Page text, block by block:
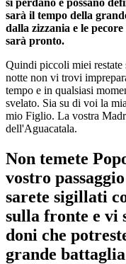
sarà il tempo della
dalla zizzania e le
sarà pronto.
Quindi piccoli miei restate
notte non vi trovi
tempo e in qualsiasi
svelato. Sia su di voi la
mio Figlio. La vostra
dell'Aguacatala.
Non temete
vostro
sarete sigillati
sulla fronte e vi
doni che
grande